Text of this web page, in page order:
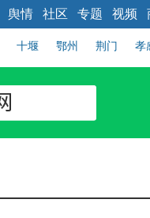
舆情 社区 专题 视频
十堰 鄂州 荆门 孝